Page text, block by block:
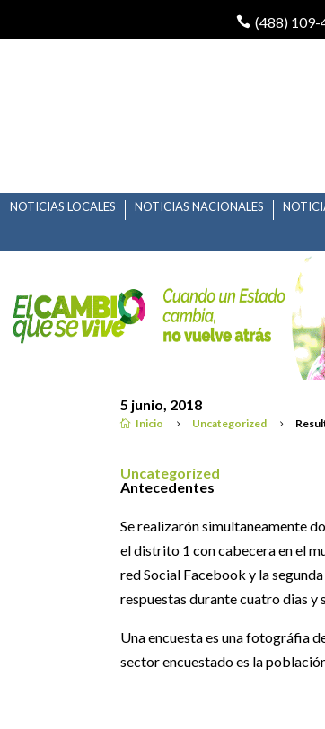
(488) 109-
NOTICIAS LOCALES NOTICIAS NACIONALES
 Inicio 5 Uncategorized 5
RESULTADOS
Uncategorized
5 junio, 2018
Antecedentes
Se realizarón simultaneamente
el distrito 1 con cabecera en el
red Social Facebook y la
respuestas durante cuatro dias y
Una encuesta es una fotográfia
sector encuestado es la